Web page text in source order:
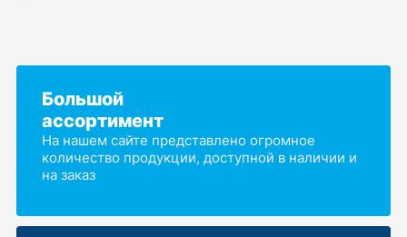
Большой
ассортимент
На нашем сайте представлено огромное
количество продукции, доступной в наличии и
на заказ